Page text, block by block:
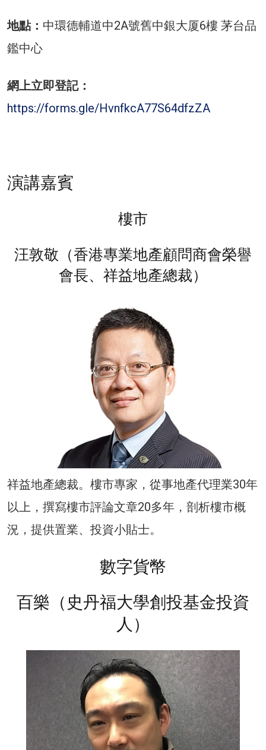
地點： 中環德輔道中2A號舊中銀大厦6樓 茅台品
鑑中心
網上立即登記：
https://forms.gle/HvnfkcA77S64dfzZA
演講嘉賓
樓市
汪敦敬（香港專業地產顧問商會榮譽
會長、祥益地產總裁）
祥益地產總裁。樓市專家，從事地產代理業30年
以上，撰寫樓市評論文章20多年，剖析樓市概
況，提供置業、投資小貼士。
數字貨幣
百樂（史丹福大學創投基金投資
人）